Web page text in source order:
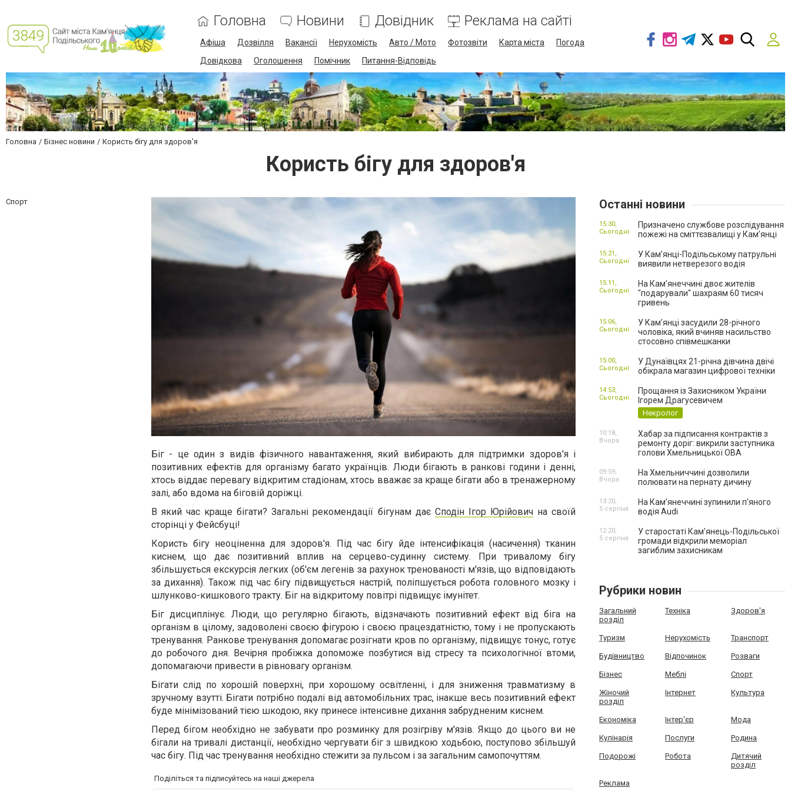
Головна Новини Довідник Реклама на сайті
Афіша Дозвілля Вакансії Нерухомість Авто / Мото Фотозвіти Карта міста
Погода
Довідкова
Оголошення Помічник Питання-Відповідь
Головна Бізнес новини Користь бігу для здоров'я
Користь бігу для здоров'я
Спорт
Біг - це один з видів фізичного навантаження, який вибирають для підтримки здоров'я і
позитивних ефектів для організму багато українців. Люди бігають в ранкові години і денні,
хтось віддає перевагу відкритим стадіонам, хтось вважає за краще бігати або в тренажерному
залі, або вдома на біговій доріжці.
В який час краще бігати? Загальні рекомендації бігунам дає Cподін Ігор Юрійовична своїй
сторінці у Фейсбуці!
Користь бігу неоціненна для здоров'я. Під час бігу йде інтенсифікація (насичення) тканин
киснем, що дає позитивний вплив на серцево-судинну систему. При тривалому бігу
збільшується екскурсія легких (об'єм легенів за рахунок тренованості м'язів, що відповідають
за дихання). Також під час бігу підвищується настрій, поліпшується робота головного мозку і
шлунково-кишкового тракту. Біг на відкритому повітрі підвищує імунітет.
Біг дисциплінує. Люди, що регулярно бігають, відзначають позитивний ефект від біга на
організм в цілому, задоволені своєю фігурою і своєю працездатністю, тому і не пропускають
тренування. Ранкове тренування допомагає розігнати кров по організму, підвищує тонус, готує
до робочого дня. Вечірня пробіжка допоможе позбутися від стресу та психологічної втоми,
допомагаючи привести в рівновагу організм.
Бігати слід по хорошій поверхні, при хорошому освітленні, і для зниження травматизму в
зручному взутті. Бігати потрібно подалі від автомобільних трас, інакше весь позитивний ефект
буде мінімізований тією шкодою, яку принесе інтенсивне дихання забрудненим киснем.
Перед бігом необхідно не забувати про розминку для розігріву м'язів. Якщо до цього ви не
бігали на тривалі дистанції, необхідно чергувати біг з швидкою ходьбою, поступово збільшуй
час бігу. Під час тренування необхідно стежити за пульсом і за загальним самопочуттям.
Поділіться та підписуйтесь на наші джерела
Останні новини
Призначено службове розслідування
пожежі на сміттєзвалищі у Кам’янці
15:30,
Сьогодні
У Кам’янці-Подільському патрульні
виявили нетверезого водія
15:21,
Сьогодні
На Камʼянеччині двоє жителів
"подарували" шахраям 60 тисяч
гривень
15:11,
Сьогодні
У Камʼянці засудили 28-річного
чоловіка, який вчиняв насильство
стосовно співмешканки
15:06,
Сьогодні
У Дунаївцях 21-річна дівчина двічі
обікрала магазин цифрової техніки
15:00,
Сьогодні
Прощання із Захисником України
Ігорем Драгусевичем
Некролог
14:53,
Сьогодні
Хабар за підписання контрактів з
ремонту доріг: викрили заступника
голови Хмельницької ОВА
10:18,
Вчора
На Хмельниччині дозволили
полювати на пернату дичину
09:59,
Вчора
На Камʼянеччині зупинили п'яного
водія Audi
13:20,
5 серпня
У старостаті Кам’янець-Подільської
громади відкрили меморіал
загиблим захисникам
12:20,
5 серпня
Рубрики новин
Загальний
розділ
Техніка Здоров'я
Туризм Нерухомість Транспорт
Будівництво Відпочинок Розваги
Бізнес Меблі Спорт
Жіночий
розділ
Інтернет Культура
Економіка Інтер'єр Мода
Кулінарія Послуги Родина
Подорожі Робота
Дитячий
розділ
Реклама